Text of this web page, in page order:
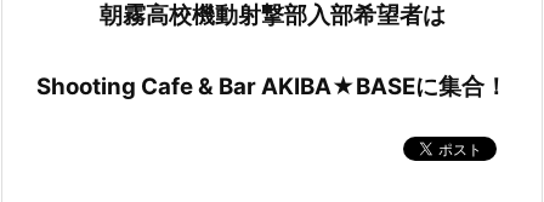
朝霧高校機動射撃部入部希望者は
Shooting Cafe & Bar AKIBA★BASEに集合！